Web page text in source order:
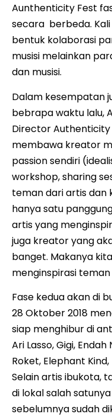
Aunthenticity Fest
secara berbeda.
bentuk kolaborasi
musisi melainkan
dan musisi.
Dalam kesempatan
bebrapa waktu lalu,
Director Authenticity
membawa kreator
passion sendiri
workshop, sharing
teman dari artis dan
hanya satu
artis yang
juga kreator yang
banget. Makanya
menginspirasi
Fase kedua akan di
28 Oktober 2018
siap menghibur di
Ari Lasso, Gigi,
Roket, Elephant
Selain artis ibukota,
di lokal salah
sebelumnya sudah